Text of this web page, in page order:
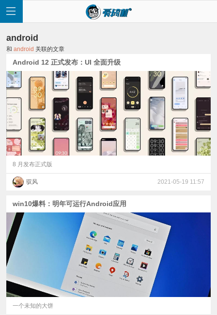
首
页
快
讯
评
视
频
科
普
android
和android 关联的文章
Android 12 正式发布：UI 全面升级
8 月发布正式版
驭风 2021-05-19 11:57
win10爆料：明年可运行Android应用
一个未知的大饼